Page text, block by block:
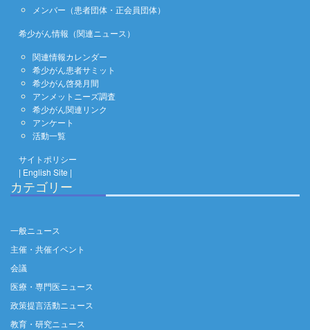
メンバー（患者団体・正会員団体）
希少がん情報（関連ニュース）
関連情報カレンダー
希少がん患者サミット
希少がん啓発月間
アンメットニーズ調査
希少がん関連リンク
アンケート
活動一覧
サイトポリシー
| English Site |
カテゴリー
一般ニュース
主催・共催イベント
会議
医療・専門医ニュース
政策提言活動ニュース
教育・研究ニュース